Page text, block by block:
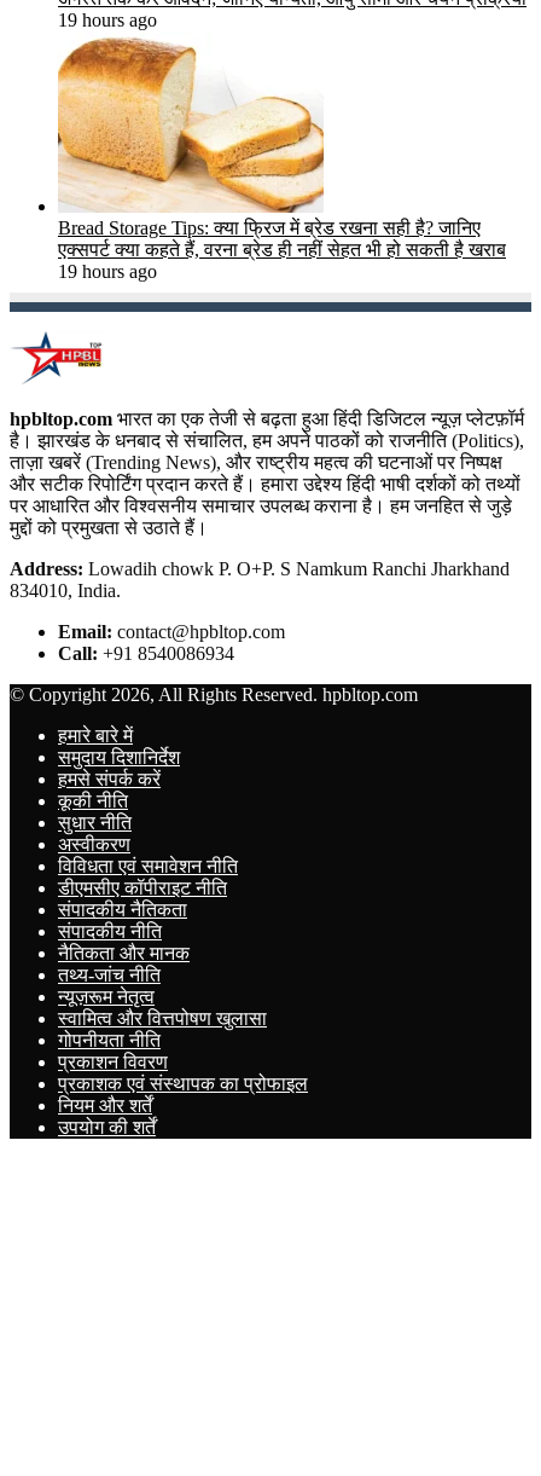
19 hours ago
Bread Storage Tips: क्या फ्रिज में ब्रेड रखना सही है? जानिए
एक्सपर्ट क्या कहते हैं, वरना ब्रेड ही नहीं सेहत भी हो सकती है खराब
19 hours ago
hpbltop.com भारत का एक तेजी से बढ़ता हुआ हिंदी डिजिटल न्यूज़ प्लेटफ़ॉर्म
है। झारखंड के धनबाद से संचालित, हम अपने पाठकों को राजनीति (Politics),
ताज़ा खबरें (Trending News), और राष्ट्रीय महत्व की घटनाओं पर निष्पक्ष
और सटीक रिपोर्टिंग प्रदान करते हैं। हमारा उद्देश्य हिंदी भाषी दर्शकों को तथ्यों
पर आधारित और विश्वसनीय समाचार उपलब्ध कराना है। हम जनहित से जुड़े
मुद्दों को प्रमुखता से उठाते हैं।
Address: Lowadih chowk P. O+P. S Namkum Ranchi Jharkhand
834010, India.
Email: contact@hpbltop.com
Call: +91 8540086934
© Copyright 2026, All Rights Reserved. hpbltop.com
हमारे बारे में
समुदाय दिशानिर्देश
हमसे संपर्क करें
कूकी नीति
सुधार नीति
अस्वीकरण
विविधता एवं समावेशन नीति
डीएमसीए कॉपीराइट नीति
संपादकीय नैतिकता
संपादकीय नीति
नैतिकता और मानक
तथ्य-जांच नीति
न्यूज़रूम नेतृत्व
स्वामित्व और वित्तपोषण खुलासा
गोपनीयता नीति
प्रकाशन विवरण
प्रकाशक एवं संस्थापक का प्रोफाइल
नियम और शर्तें
उपयोग की शर्तें